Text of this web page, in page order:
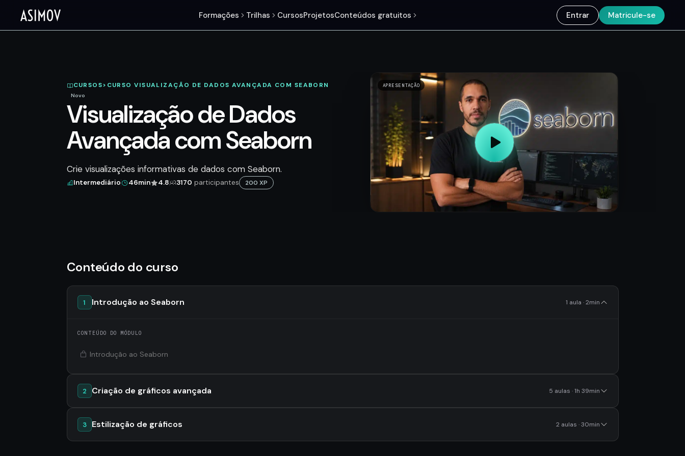
Formações Trilhas CursosProjetosConteúdos gratuitos Entrar Matricule-se
CURSOS> CURSO VISUALIZAÇÃO DE DADOS AVANÇADA COM SEABORN
Novo
Visualização de Dados
Avançada com Seaborn
Crie visualizações informativas de dados com Seaborn.
Intermediário 46min 4.8 3170 participantes 200 XP
APRESENTAÇÃO
Conteúdo do curso
1 Introdução ao Seaborn 1 aula · 2min
CONTEÚDO DO MÓDULO
Introdução ao Seaborn
2 Criação de gráficos avançada 5 aulas · 1h 39min
3 Estilização de gráficos 2 aulas · 30min